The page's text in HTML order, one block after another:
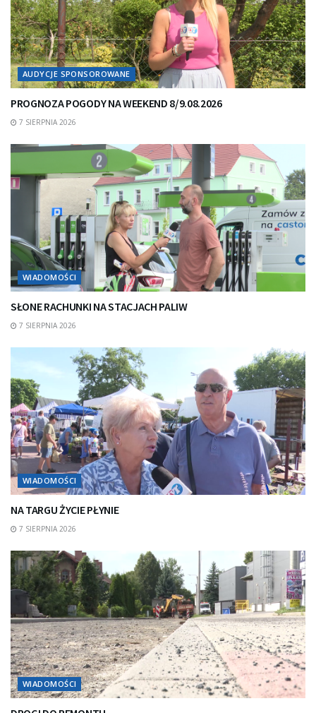
AUDYCJE SPONSOROWANE
PROGNOZA POGODY NA WEEKEND 8/9.08.2026
7 SIERPNIA 2026
WIADOMOŚCI
SŁONE RACHUNKI NA STACJACH PALIW
7 SIERPNIA 2026
WIADOMOŚCI
NA TARGU ŻYCIE PŁYNIE
7 SIERPNIA 2026
WIADOMOŚCI